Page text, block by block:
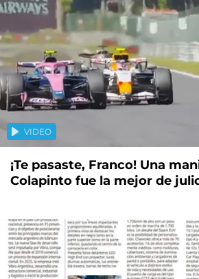
VIDEO
¡Te pasaste, Franco! Una
Colapinto fue la mejor de